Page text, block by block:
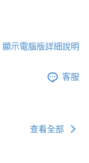
顯示電腦版詳細說明
客服
查看全部